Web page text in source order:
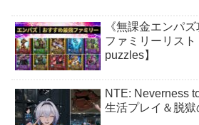
《無課金エンパ
ファミリーリス
puzzles】
NTE: Neverness
生活プレイ＆脱獄